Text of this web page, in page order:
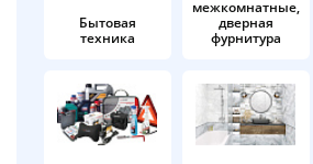
Бытовая
техника
межкомнатные,
дверная
фурнитура
недели
8 800 302-02-
plait.ru